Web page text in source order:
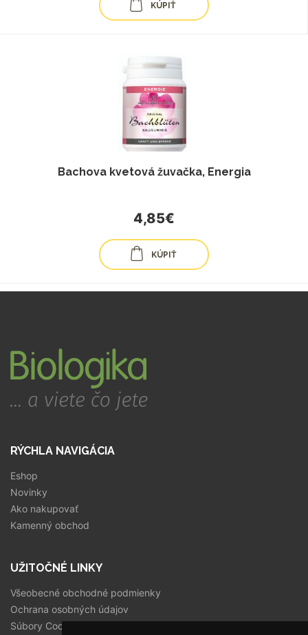
KÚPIŤ
Bachova kvetová žuvačka, Energia
4,85€
KÚPIŤ
RÝCHLA NAVIGÁCIA
Eshop
Novinky
Ako nakupovať
Kamenný obchod
UŽITOČNÉ LINKY
Všeobecné obchodné podmienky
Ochrana osobných údajov
Súbory Cookies